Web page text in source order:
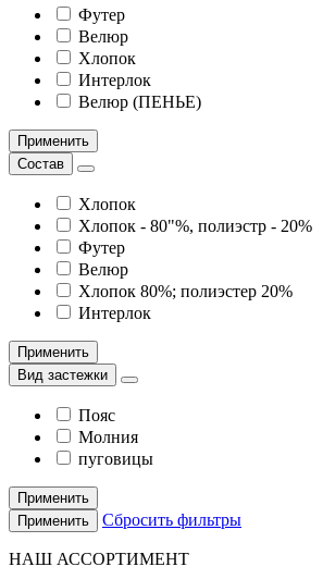
Футер
Велюр
Хлопок
Интерлок
Велюр (ПЕНЬЕ)
Применить
Состав
Хлопок
Хлопок - 80"%, полиэстр - 20%
Футер
Велюр
Хлопок 80%; полиэстер 20%
Интерлок
Применить
Вид застежки
Пояс
Молния
пуговицы
Применить
Применить
Сбросить фильтры
НАШ АССОРТИМЕНТ